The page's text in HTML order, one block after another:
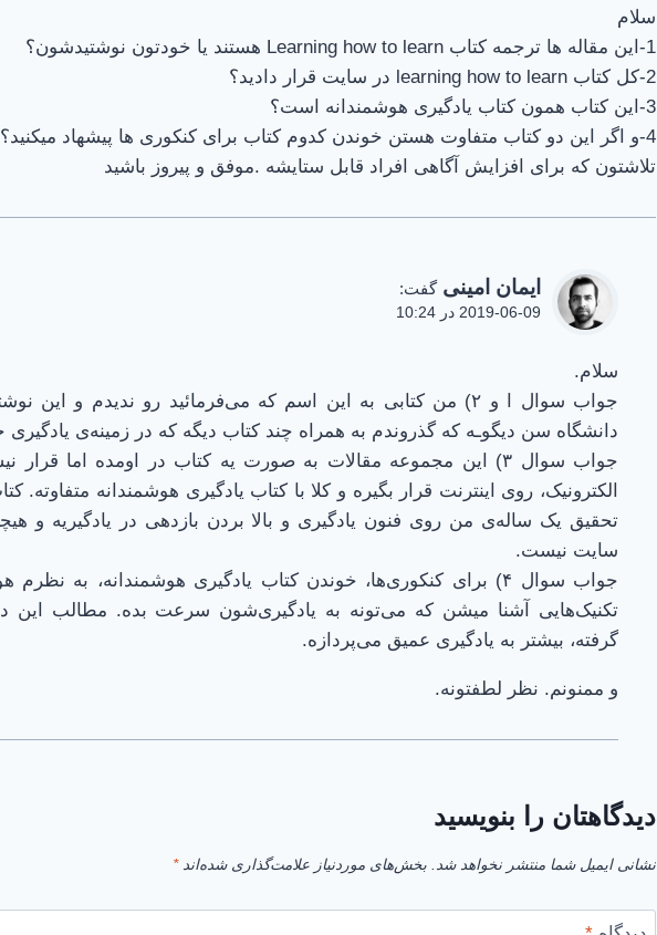
سلام
1-این مقاله ها ترجمه کتاب Learning how to learn هستند یا خودتون نوشتیدشون؟
2-کل کتاب learning how to learn در سایت قرار دادید؟
3-این کتاب همون کتاب یادگیری هوشمندانه است؟
4-و اگر این دو کتاب متفاوت هستن خوندن کدوم کتاب برای کنکوری ها پیشهاد میکنید؟
تلاشتون که برای افزایش آگاهی افراد قابل ستایشه .موفق و پیروز باشید
ایمان امینی گفت:
2019-06-09 در 10:24
سلام.
جواب سوال ا و ۲) من کتابی به این اسم که می‌فرمائید رو ندیدم و این
دانشگاه سن دیگو‌ـه که گذروندم به همراه چند کتاب دیگه که در زمینه‌ی یادگیری
جواب سوال ۳) این مجموعه مقالات به صورت یه کتاب در اومده اما
الکترونیک، روی اینترنت قرار بگیره و کلا با کتاب یادگیری هوشمندانه متفاوته.
تحقیق یک ساله‌ی من روی فنون یادگیری و بالا بردن بازدهی در یادگیریه و
سایت نیست.
جواب سوال ۴) برای کنکوری‌ها، خوندن کتاب یادگیری هوشمندانه، به
تکنیک‌هایی آشنا میشن که می‌تونه به یادگیری‌شون سرعت بده. مطالب این
گرفته، بیشتر به یادگیری عمیق می‌پردازه.
و ممنونم. نظر لطفتونه.
دیدگاهتان را بنویسید
نشانی ایمیل شما منتشر نخواهد شد. بخش‌های موردنیاز علامت‌گذاری شده‌اند*